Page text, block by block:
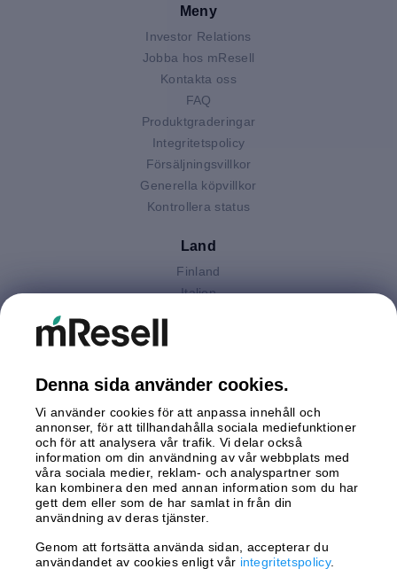
Meny
Investor Relations
Jobba hos mResell
Kontakta oss
FAQ
Produktgraderingar
Integritetspolicy
Försäljningsvillkor
Generella köpvillkor
Kontrollera status
Land
Finland
Italien
Storbritannien
Tyskland
Österrike
Betalningar
Leverans av
Denna sida använder cookies.
Vi använder cookies för att anpassa innehåll och
annonser, för att tillhandahålla sociala mediefunktioner
och för att analysera vår trafik. Vi delar också
information om din användning av vår webbplats med
våra sociala medier, reklam- och analyspartner som
kan kombinera den med annan information som du har
gett dem eller som de har samlat in från din
användning av deras tjänster.
Genom att fortsätta använda sidan, accepterar du
användandet av cookies enligt vår integritetspolicy.